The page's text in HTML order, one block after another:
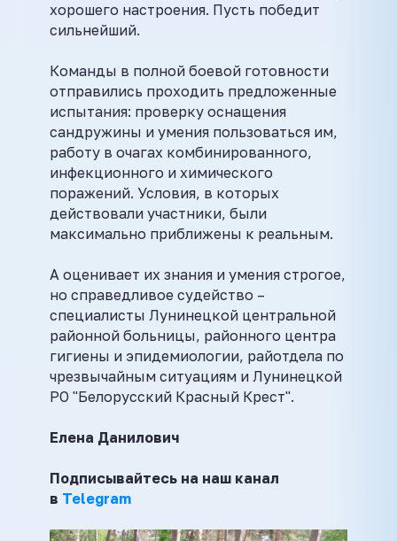
хорошего настроения. Пусть победит
сильнейший.
Команды в полной боевой готовности
отправились проходить предложенные
испытания: проверку оснащения
сандружины и умения пользоваться им,
работу в очагах комбинированного,
инфекционного и химического
поражений. Условия, в которых
действовали участники, были
максимально приближены к реальным.
А оценивает их знания и умения строгое,
но справедливое судейство –
специалисты Лунинецкой центральной
районной больницы, районного центра
гигиены и эпидемиологии, райотдела по
чрезвычайным ситуациям и Лунинецкой
РО "Белорусский Красный Крест".
Елена Данилович
Подписывайтесь на наш канал
в Telegram